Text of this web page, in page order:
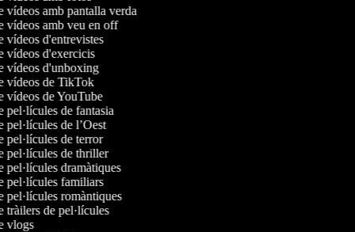
vídeos amb pantalla verda
vídeos amb veu en off
vídeos d'entrevistes
vídeos d'exercicis
vídeos d'unboxing
vídeos de TikTok
vídeos de YouTube
pel·lícules de fantasia
pel·lícules de l’Oest
pel·lícules de terror
pel·lícules de thriller
pel·lícules dramàtiques
pel·lícules familiars
pel·lícules romàntiques
tràilers de pel·lícules
vlogs